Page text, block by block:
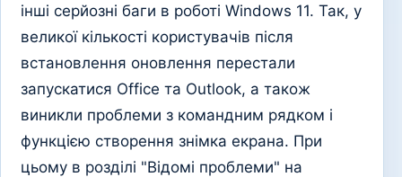
інші серйозні баги в роботі Windows 11. Так, у
великої кількості користувачів після
встановлення оновлення перестали
запускатися Office та Outlook, а також
виникли проблеми з командним рядком і
функцією створення знімка екрана. При
цьому в розділі "Відомі проблеми" на